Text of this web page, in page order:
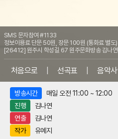
SMS 문자참여 #1133
정보이용료 단문 50원, 장문 100원 (통화료 별도)
[26412] 원주시 학성길 67 원주문화방송 김나
처음으로 선곡표 음악
방송시간
매일 오전 11:00 ~ 12:00
진행
김나연
연출
김나연
작가
유예지